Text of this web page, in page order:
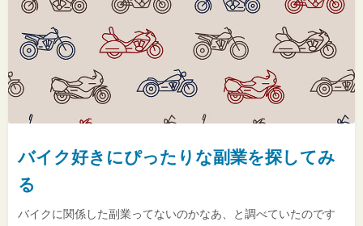
バイク好きにぴったりな副業を探してみ
る
バイクに関係した副業ってないのかなあ、と調べていたのです